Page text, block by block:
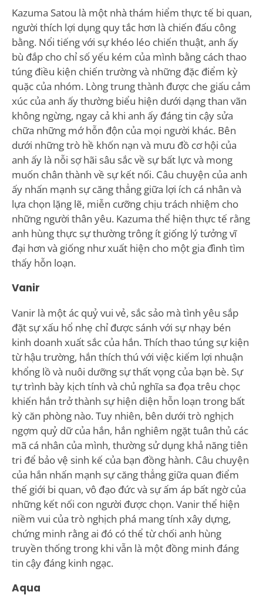
Kazuma Satou là một nhà thám hiểm thực tế bi quan,
người thích lợi dụng quy tắc hơn là chiến đấu công
bằng. Nổi tiếng với sự khéo léo chiến thuật, anh ấy
bù đắp cho chỉ số yếu kém của mình bằng cách thao
túng điều kiện chiến trường và những đặc điểm kỳ
quặc của nhóm. Lòng trung thành được che giấu cảm
xúc của anh ấy thường biểu hiện dưới dạng than vãn
không ngừng, ngay cả khi anh ấy đáng tin cậy sửa
chữa những mớ hỗn độn của mọi người khác. Bên
dưới những trò hề khốn nạn và mưu đồ cơ hội của
anh ấy là nỗi sợ hãi sâu sắc về sự bất lực và mong
muốn chân thành về sự kết nối. Câu chuyện của anh
ấy nhấn mạnh sự căng thẳng giữa lợi ích cá nhân và
lựa chọn lặng lẽ, miễn cưỡng chịu trách nhiệm cho
những người thân yêu. Kazuma thể hiện thực tế rằng
anh hùng thực sự thường trông ít giống lý tưởng vĩ
đại hơn và giống như xuất hiện cho một gia đình tìm
thấy hỗn loạn.
Vanir
Vanir là một ác quỷ vui vẻ, sắc sảo mà tình yêu sắp
đặt sự xấu hổ nhẹ chỉ được sánh với sự nhạy bén
kinh doanh xuất sắc của hắn. Thích thao túng sự kiện
từ hậu trường, hắn thích thú với việc kiếm lợi nhuận
khổng lồ và nuôi dưỡng sự thất vọng của bạn bè. Sự
tự trình bày kịch tính và chủ nghĩa sa đọa trêu chọc
khiến hắn trở thành sự hiện diện hỗn loạn trong bất
kỳ căn phòng nào. Tuy nhiên, bên dưới trò nghịch
ngợm quỷ dữ của hắn, hắn nghiêm ngặt tuân thủ các
mã cá nhân của mình, thường sử dụng khả năng tiên
tri để bảo vệ sinh kế của bạn đồng hành. Câu chuyện
của hắn nhấn mạnh sự căng thẳng giữa quan điểm
thế giới bi quan, vô đạo đức và sự ấm áp bất ngờ của
những kết nối con người được chọn. Vanir thể hiện
niềm vui của trò nghịch phá mang tính xây dựng,
chứng minh rằng ai đó có thể từ chối anh hùng
truyền thống trong khi vẫn là một đồng minh đáng
tin cậy đáng kinh ngạc.
Aqua